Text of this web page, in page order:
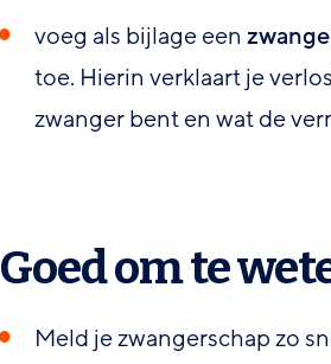
voeg als bijlage een
toe. Hierin verklaart je
zwanger bent en wat de
Goed om te
Meld je zwangerschap zo